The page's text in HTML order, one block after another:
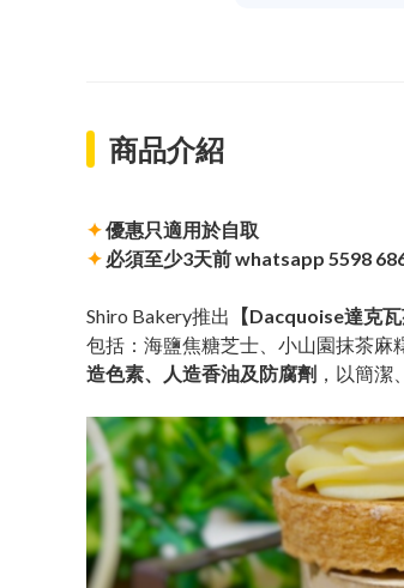
商品介紹
✦優惠只適用於自取
✦ 必須至少3天前 whatsapp 5598
Shiro Bakery推出 【Dacquoise達克
包括：海鹽焦糖芝士、小山園抹茶
造色素、人造香油及防腐劑 ，以簡